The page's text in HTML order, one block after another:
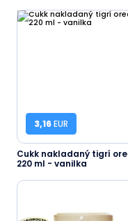
3,16EUR
Cukk nakladaný tigrí
220 ml - vanilka